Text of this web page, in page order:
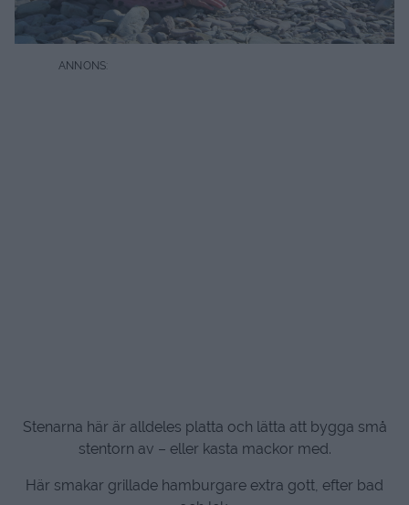
Stenarna här är alldeles platta och lätta att bygga små
stentorn av – eller kasta mackor med.
Här smakar grillade hamburgare extra gott, efter bad